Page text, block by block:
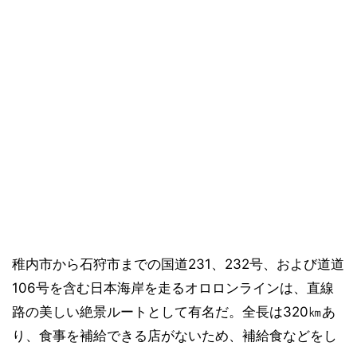
稚内市から石狩市までの国道231、232号、および道道
106号を含む日本海岸を走るオロロンラインは、直線
路の美しい絶景ルートとして有名だ。全長は320㎞あ
り、食事を補給できる店がないため、補給食などをし